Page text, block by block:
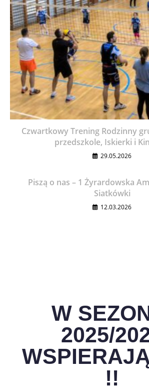
Czwartkowy Trening Rodzinny
przedszkole, Iskierki i
29.05.2026
Piszą o nas – 1 Żyrardowska
Siatkówki
12.03.2026
W
2025/
!!